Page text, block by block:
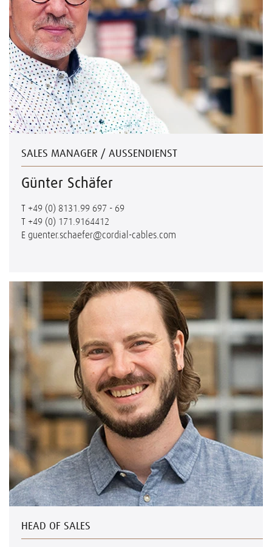
SALES MANAGER / AUSSENDIENST
Günter Schäfer
T +49 (0) 8131.99 697 - 69
T +49 (0) 171.9164412
E guenter.schaefer@cordial-cables.com
HEAD OF SALES